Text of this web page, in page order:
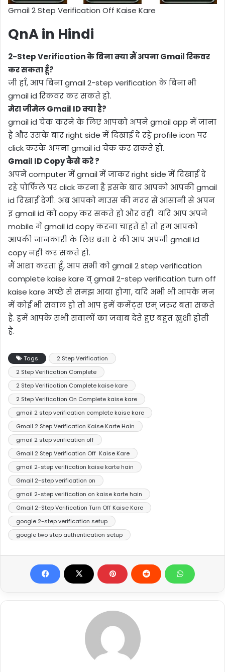
Gmail 2 Step Verification Off Kaise Kare
QnA in Hindi
2-Step Verification के बिना क्या मैं अपना Gmail रिकवर
कर सकता हूँ?
जी हाँ, आप बिना gmail 2-step verification के बिना भी
gmail id रिकवर कर सकते हो.
मेरा जीमेल Gmail ID क्या है?
gmail id चेक करने के लिए आपको अपने gmail app में जाना
है और उसके बार right side में दिखाई दे रहे profile icon पर
click करके अपना gmail id चेक कर सकते हो.
Gmail ID Copy कैसे करे ?
अपने computer में gmail में जाकर right side में दिखाई दे
रहे पोर्फिले पर click करना है इसके बाद आपको आपकी gmail
id दिखाई देगी. अब आपको माउस की मदद से आसानी से अपन
इ gmail id को copy कर सकते हो और वही यदि आप अपने
mobile में gmail id copy करना चाहते हो तो हम आपको
आपकी जानकारी के लिए बता दे की आप अपनी gmail id
copy नही कर सकते हो.
मैं आशा करता हूँ, आप सभी को gmail 2 step verification
complete kaise kare व् gmail 2-step verification turn off
kaise kare अच्छे से समझ आया होगा, यदि अभी भी आपके मन
में कोई भी सवाल हो तो आप हमें कमेंट्स एम् जरुर बता सकते
है. हमें आपके सभी सवालों का जवाब देते हुए बहुत ख़ुशी होती
है.
Tags
2 Step Verification
2 Step Verification Complete
2 Step Verification Complete kaise kare
2 Step Verification On Complete kaise kare
gmail 2 step verification complete kaise kare
Gmail 2 Step Verification Kaise Karte Hain
gmail 2 step verification off
Gmail 2 Step Verification Off Kaise Kare
gmail 2-step verification kaise karte hain
Gmail 2-step verification on
gmail 2-step verification on kaise karte hain
Gmail 2-Step Verification Turn Off Kaise Kare
google 2-step verification setup
google two step authentication setup